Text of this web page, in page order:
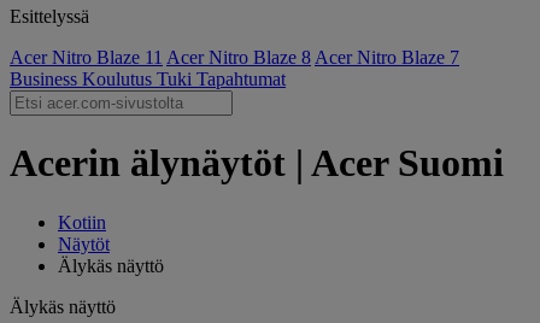
Esittelyssä
Acer Nitro Blaze 11 Acer Nitro Blaze 8 Acer Nitro Blaze 7
Business Koulutus Tuki Tapahtumat
Acerin älynäytöt | Acer Suomi
Kotiin
Näytöt
Älykäs näyttö
Älykäs näyttö